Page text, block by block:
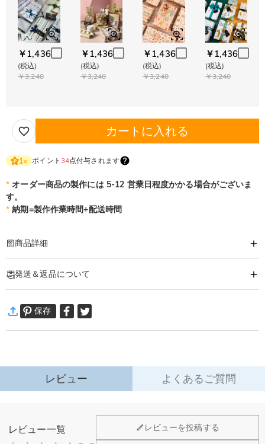
￥1,436
(税込)
￥3,240
￥1,436
(税込)
￥3,240
￥1,436
(税込)
￥3,240
￥1,436
(税込)
￥3,240
カートに入れる
1× ポイント 34点付与されます
* オーダー商品の製作には 5-12 営業日程度かかる場合がございま
す。
* 納期=製作作業時間+配送時間
商品詳細
この「ウイスキー スキットル」にはお名前やメッセージ、写真などご自由にお
好きな「ことば」をお入れすることができます
世界にひとつだけのオリジナルマグカップ
誕生日から退職のお祝い、開店の記念品に、バレンタイン、クリスマスのプレ
ゼントに、ご自分用にと、心のこもった世界に8つだけの贈り物は、必ずお喜
発送＆返品について
万一、ご注文商品にご満足いただけない場合は、商品が到着後60日
保存
レビュー よくあるご質問
レビュー一覧 レビューを投稿する
ホーム＆雑貨